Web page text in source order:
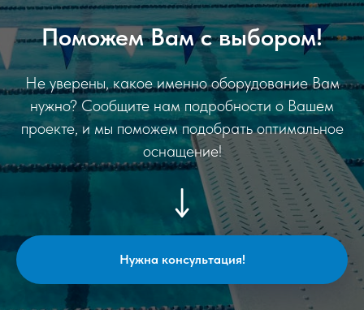
Поможем Вам с выбором!
Не уверены, какое именно оборудование Вам
нужно? Сообщите нам подробности о Вашем
проекте, и мы поможем подобрать оптимальное
оснащение!
Нужна консультация!